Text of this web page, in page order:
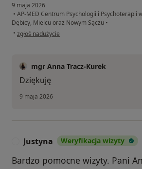
9 maja 2026
• AP-MED Centrum Psychologii i Psychoterapii
Dębicy, Mielcu oraz Nowym Sączu •
• w opinii użytkownika Małgorzata
zgłoś nadużycie
mgr Anna Tracz-Kurek
Dziękuję
9 maja 2026
Justyna Weryfikacja wizyty
Bardzo pomocne wizyty. Pani